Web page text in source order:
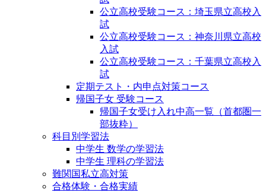
公立高校受験コース：埼玉県立高校入
試
公立高校受験コース：神奈川県立高校
入試
公立高校受験コース：千葉県立高校入
試
定期テスト・内申点対策コース
帰国子女 受験コース
帰国子女受け入れ中高一覧（首都圏一
部抜粋）
科目別学習法
中学生 数学の学習法
中学生 理科の学習法
難関国私立高対策
合格体験・合格実績